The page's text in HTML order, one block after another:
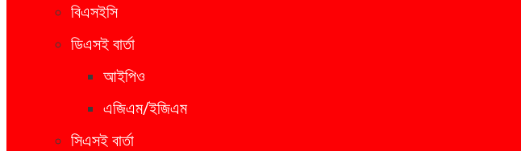
বিএসইসি
ডিএসই বার্তা
আইপিও
এজিএম/ইজিএম
সিএসই বার্তা